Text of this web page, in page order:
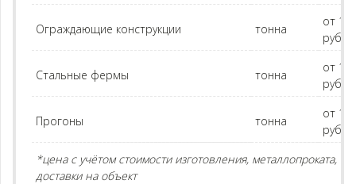
Ограждающие конструкции тонна
от
руб.
Стальные фермы тонна
от
руб.
Прогоны тонна
от
руб.
*цена с учётом стоимости изготовления, металлопроката,
доставки на объект